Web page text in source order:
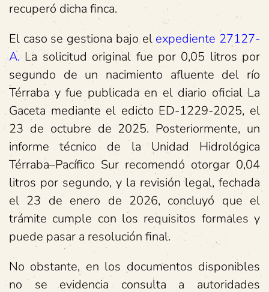
recuperó dicha finca.
El caso se gestiona bajo el expediente 27127-
A.La solicitud original fue por 0,05 litros por
segundo de un nacimiento afluente del río
Térraba y fue publicada en el diario oficial La
Gaceta mediante el edicto ED-1229-2025, el
23 de octubre de 2025. Posteriormente, un
informe técnico de la Unidad Hidrológica
Térraba–Pacífico Sur recomendó otorgar 0,04
litros por segundo, y la revisión legal, fechada
el 23 de enero de 2026, concluyó que el
trámite cumple con los requisitos formales y
puede pasar a resolución final.
No obstante, en los documentos disponibles
no se evidencia consulta a autoridades